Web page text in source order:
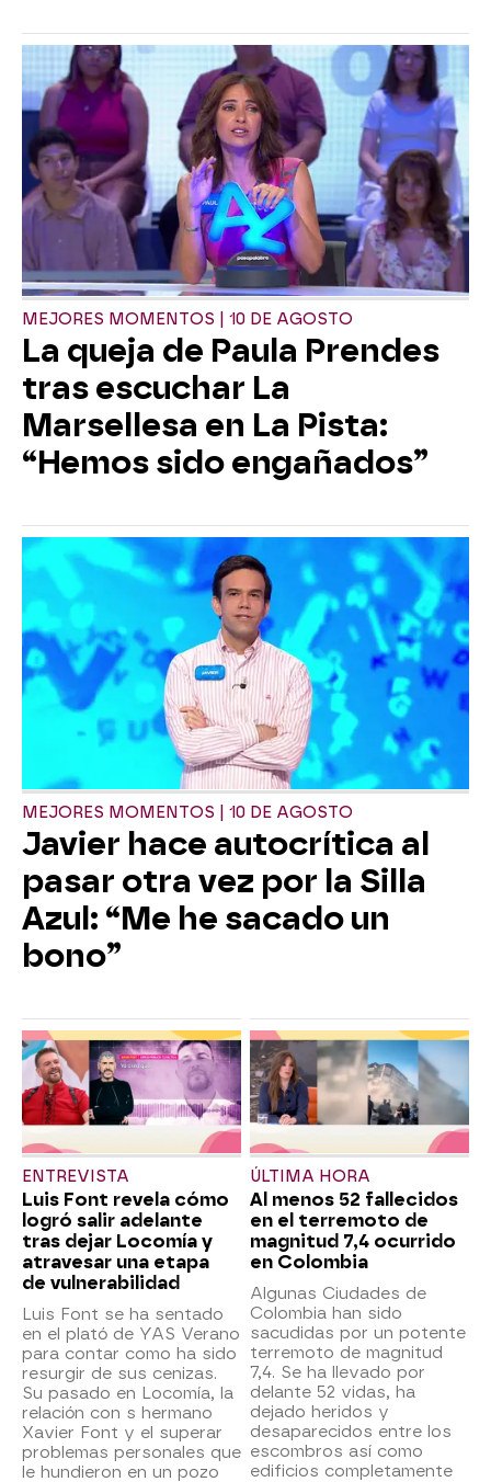
MEJORES MOMENTOS | 10 DE AGOSTO
La queja de Paula Prendes
tras escuchar La
Marsellesa en La Pista:
“Hemos sido engañados”
MEJORES MOMENTOS | 10 DE AGOSTO
Javier hace autocrítica al
pasar otra vez por la Silla
Azul: “Me he sacado un
bono”
ENTREVISTA
Luis Font revela cómo
logró salir adelante
tras dejar Locomía y
atravesar una etapa
de vulnerabilidad
Luis Font se ha sentado
en el plató de YAS Verano
para contar como ha sido
resurgir de sus cenizas.
Su pasado en Locomía, la
relación con s hermano
Xavier Font y el superar
problemas personales que
le hundieron en un pozo
ÚLTIMA HORA
Al menos 52 fallecidos
en el terremoto de
magnitud 7,4 ocurrido
en Colombia
Algunas Ciudades de
Colombia han sido
sacudidas por un potente
terremoto de magnitud
7,4. Se ha llevado por
delante 52 vidas, ha
dejado heridos y
desaparecidos entre los
escombros así como
edificios completamente